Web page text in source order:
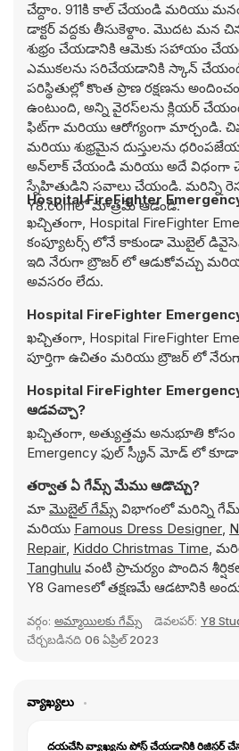
చేద్దాం. 911కి కాల్ చేయండి మరియు
డాక్టర్ వద్దకు తీసుకెళ్దాం. మొదట మన
శుభ్రం చేయడానికి ఆమెకు సహాయం
ఎముకలను సరిచేయడానికి స్కాన్
పరిస్థితుల్లో కొంత ప్రాణ రక్షణను
ఉంటుంది, అన్ని వైరస్‌లను క్లియర్
ఫిట్‌గా మరియు ఆరోగ్యంగా మార్చండి.
మరియు శుభ్రమైన దుస్తులను
అన్‌లాక్ చేయండి మరియు అదే
స్నేహితుడిని సవాలు చేయండి. మరిన్ని
Y8.comలో మాత్రమే ఆడండి.
Hospital FireFighter
ఖచ్చితంగా, Hospital FireFighter
కంప్యూటర్స్ లోనే కాకుండా మొబైల్
ఇది నేరుగా బ్రౌజర్ లో ఆడుకోవచ్చు
అవసరం లేదు.
Hospital FireFighter
ఖచ్చితంగా, Hospital FireFighter
పూర్తిగా ఉచితం మరియు బ్రౌజర్ లో
Hospital FireFighter
ఆడవచ్చా?
ఖచ్చితంగా, అత్యుత్తమ అనుభూతి కోసం
Emergency ఫుల్ స్క్రీన్ మోడ్ లో కూడా
తర్వాత ఏ గేమ్స్ మేము ఆడొచ్చు?
మా మొబైల్ గేమ్స్ విభాగంలో మరిన్ని
మరియు Famous Dress Designer,
Repair, Kiddo Christmas Time,
Tanghulu వంటి ప్రాచుర్యం పొందిన
Y8 Gamesలో తక్షణమే ఆడటానికి
వర్గం: అమ్మాయిలకు గేమ్స్ డెవలపర్: Y8
చేర్చబడినది 06 ఏప్రిల్ 2023
వ్యాఖ్యలు
దయచేసి వ్యాఖ్యను పోస్ట్ చేయడానికి రిజిస్టర్